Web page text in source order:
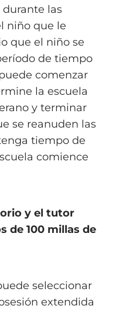
las
niño que le
que el niño se
de tiempo
comenzar
la escuela
y terminar
se reanuden las
tiempo de
comience
y el tutor
de 100 millas de
seleccionar
extendida